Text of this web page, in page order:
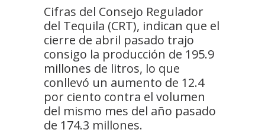
Cifras del Consejo Regulador
del Tequila (CRT), indican que el
cierre de abril pasado trajo
consigo la producción de 195.9
millones de litros, lo que
conllevó un aumento de 12.4
por ciento contra el volumen
del mismo mes del año pasado
de 174.3 millones.